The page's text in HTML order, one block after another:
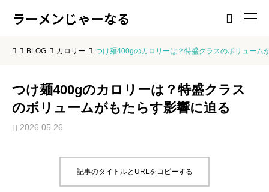
ラーメンじゃーなる 
BLOG カロリー つけ麺400gのカロリーは？特盛クラスのボリューム
つけ麺400gのカロリーは？特盛クラス
のボリュームがもたらす影響に迫る
2026.05.26
記事のタイトルとURLをコピーする